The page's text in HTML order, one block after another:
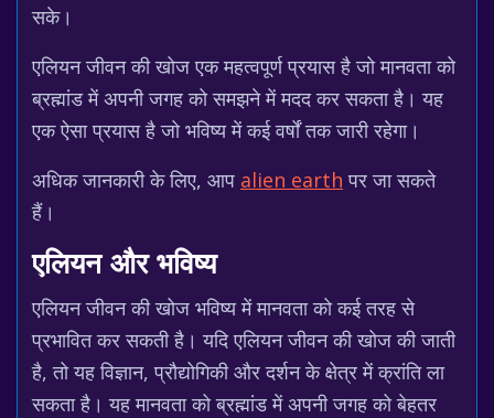
सके।
एलियन जीवन की खोज एक महत्वपूर्ण प्रयास है जो मानवता को
ब्रह्मांड में अपनी जगह को समझने में मदद कर सकता है। यह
एक ऐसा प्रयास है जो भविष्य में कई वर्षों तक जारी रहेगा।
अधिक जानकारी के लिए, आप alien earth पर जा सकते
हैं।
एलियन और भविष्य
एलियन जीवन की खोज भविष्य में मानवता को कई तरह से
प्रभावित कर सकती है। यदि एलियन जीवन की खोज की जाती
है, तो यह विज्ञान, प्रौद्योगिकी और दर्शन के क्षेत्र में क्रांति ला
सकता है। यह मानवता को ब्रह्मांड में अपनी जगह को बेहतर